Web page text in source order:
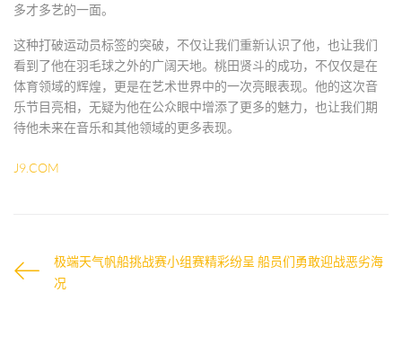
多才多艺的一面。
这种打破运动员标签的突破，不仅让我们重新认识了他，也让我们
看到了他在羽毛球之外的广阔天地。桃田贤斗的成功，不仅仅是在
体育领域的辉煌，更是在艺术世界中的一次亮眼表现。他的这次音
乐节目亮相，无疑为他在公众眼中增添了更多的魅力，也让我们期
待他未来在音乐和其他领域的更多表现。
J9.COM
极端天气帆船挑战赛小组赛精彩纷呈 船员们勇敢迎战恶劣海
况